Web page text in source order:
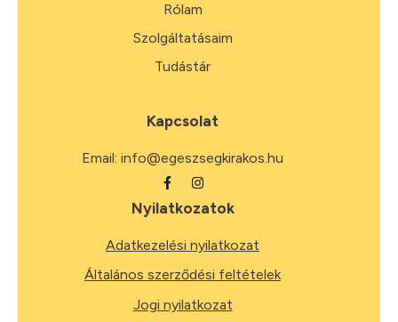
Rólam
Szolgáltatásaim
Tudástár
Kapcsolat
Email: info@egeszsegkirakos.hu
Nyilatkozatok
Adatkezelési nyilatkozat
Általános szerződési feltételek
Jogi nyilatkozat